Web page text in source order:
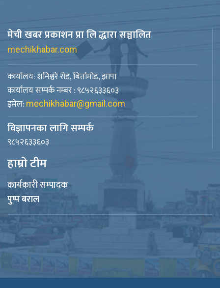
मेची खबर प्रकाशन प्रा लि द्धारा सञ्चालित
mechikhabar.com
कार्यालय: शनिश्चरे रोड, बिर्तामोड, झापा
कार्यालय सम्पर्क नम्बर : ९८५२६३३६०३
इमेल: mechikhabar@gmail.com
विज्ञापनका लागि सम्पर्क
९८५२६३३६०३
हाम्रो टीम
कार्यकारी सम्पादक
पुष्प बराल